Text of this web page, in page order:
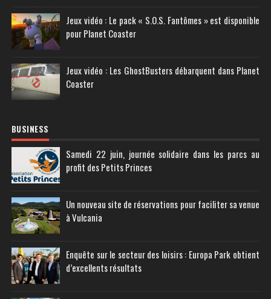
Jeux vidéo : Le pack « S.O.S. Fantômes » est disponible
pour Planet Coaster
Jeux vidéo : Les GhostBusters débarquent dans Planet
Coaster
BUSINESS
Samedi 22 juin, journée solidaire dans les parcs au
profit des Petits Princes
Un nouveau site de réservations pour faciliter sa venue
à Vulcania
Enquête sur le secteur des loisirs : Europa Park obtient
d’excellents résultats